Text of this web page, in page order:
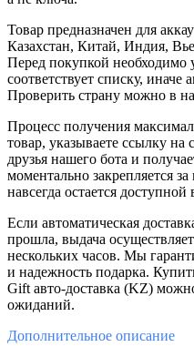
Товар предназначен для
Казахстан, Китай, Индия,
Перед покупкой необходимо
соответствует списку, иначе
Проверить страну можно в
Процесс получения
товар, указываете ссылку
друзья нашего бота и
моментально закрепляется
навсегда остается доступной
Если автоматическая
прошла, выдача
нескольких часов. Мы
и надежность подарка.
Gift авто-доставка (KZ)
ожиданий.
Дополнительное описание